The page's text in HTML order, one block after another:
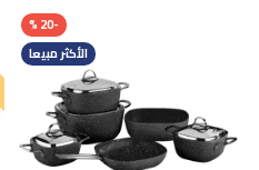
الأكثر مبيعا
-20 %